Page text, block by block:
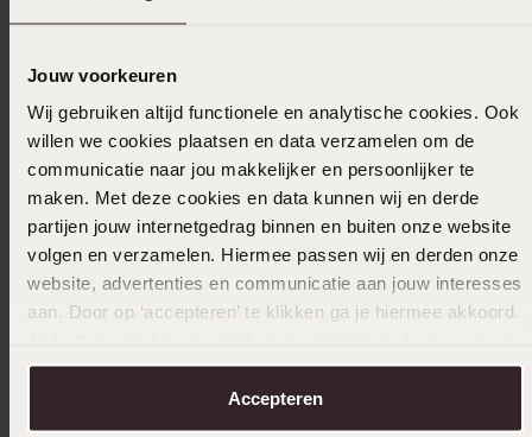
Jouw voorkeuren
Wij gebruiken altijd functionele en analytische cookies. Ook
willen we cookies plaatsen en data verzamelen om de
communicatie naar jou makkelijker en persoonlijker te
maken. Met deze cookies en data kunnen wij en derde
partijen jouw internetgedrag binnen en buiten onze website
volgen en verzamelen. Hiermee passen wij en derden onze
website, advertenties en communicatie aan jouw interesses
aan. Door op ‘accepteren’ te klikken ga je hiermee akkoord.
over in onscookiebeleid.
Accepteren
Studex stainless steel schietoorbel bol 4mm
1149
Anderen kochten ook